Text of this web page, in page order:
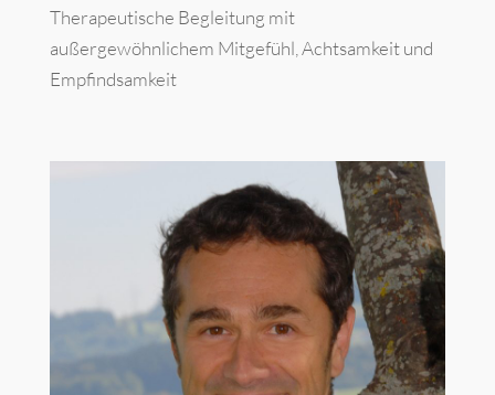
Therapeutische Begleitung mit
außergewöhnlichem Mitgefühl, Achtsamkeit und
Empfindsamkeit